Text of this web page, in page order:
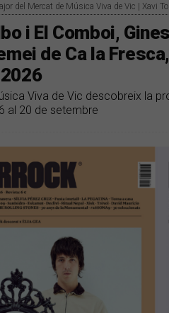
del Mercat de Música Viva de Vic | Xavi
i El Comboi,
de Ca la
Viva de Vic descobreix la
al 20 de setembre